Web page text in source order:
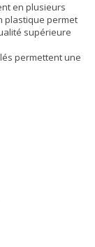
en plusieurs
plastique permet
supérieure
permettent une